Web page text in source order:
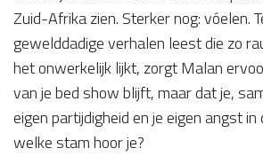
Zuid-Afrika zien. Sterker nog: vóelen.
gewelddadige verhalen leest die zo
het onwerkelijk lijkt, zorgt Malan
van je bed show blijft, maar dat je,
eigen partijdigheid en je eigen angst in
welke stam hoor je?